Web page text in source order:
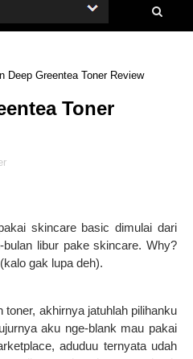
Deep Greentea Toner Review
Toner
skincare basic dimulai dari
libur pake skincare. Why?
gak lupa deh).
toner, akhirnya jatuhlah pilihanku
aku nge-blank mau pakai
aduduu ternyata udah